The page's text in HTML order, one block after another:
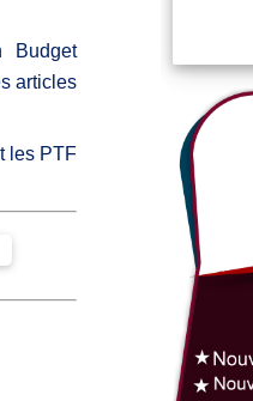
Budget
articles
les PTF